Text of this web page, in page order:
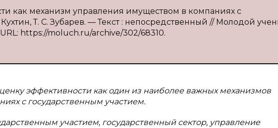
как механизм управления имуществом в компаниях с
Т. С. Зубарев. — Текст : непосредственный // Молодой
https://moluch.ru/archive/302/68310.
эффективности как один из наиболее важных механизмов
с государственным участием.
участием, государственный сектор, управление